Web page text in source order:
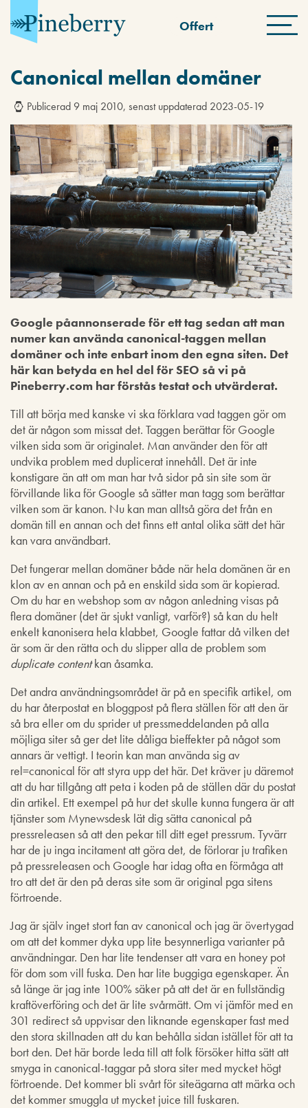
Offert
Canonical mellan domäner
Publicerad 9 maj 2010, senast uppdaterad 2023-05-19
Google påannonserade för ett tag sedan att man
numer kan använda canonical-taggen mellan
domäner och inte enbart inom den egna siten. Det
här kan betyda en hel del för SEO så vi på
Pineberry.com har förstås testat och utvärderat.
Till att börja med kanske vi ska förklara vad taggen gör om
det är någon som missat det. Taggen berättar för Google
vilken sida som är originalet. Man använder den för att
undvika problem med duplicerat innehåll. Det är inte
konstigare än att om man har två sidor på sin site som är
förvillande lika för Google så sätter man tagg som berättar
vilken som är kanon. Nu kan man alltså göra det från en
domän till en annan och det finns ett antal olika sätt det här
kan vara användbart.
Det fungerar mellan domäner både när hela domänen är en
klon av en annan och på en enskild sida som är kopierad.
Om du har en webshop som av någon anledning visas på
flera domäner (det är sjukt vanligt, varför?) så kan du helt
enkelt kanonisera hela klabbet, Google fattar då vilken det
är som är den rätta och du slipper alla de problem som
duplicate contentkan åsamka.
Det andra användningsområdet är på en specifik artikel, om
du har återpostat en bloggpost på flera ställen för att den är
så bra eller om du sprider ut pressmeddelanden på alla
möjliga siter så ger det lite dåliga bieffekter på något som
annars är vettigt. I teorin kan man använda sig av
rel=canonical för att styra upp det här. Det kräver ju däremot
att du har tillgång att peta i koden på de ställen där du postat
din artikel. Ett exempel på hur det skulle kunna fungera är att
tjänster som Mynewsdesk lät dig sätta canonical på
pressreleasen så att den pekar till ditt eget pressrum. Tyvärr
har de ju inga incitament att göra det, de förlorar ju trafiken
på pressreleasen och Google har idag ofta en förmåga att
tro att det är den på deras site som är original pga sitens
förtroende.
Jag är själv inget stort fan av canonical och jag är övertygad
om att det kommer dyka upp lite besynnerliga varianter på
användningar. Den har lite tendenser att vara en honey pot
för dom som vill fuska. Den har lite buggiga egenskaper. Än
så länge är jag inte 100% säker på att det är en fullständig
kraftöverföring och det är lite svårmätt. Om vi jämför med en
301 redirect så uppvisar den liknande egenskaper fast med
den stora skillnaden att du kan behålla sidan istället för att ta
bort den. Det här borde leda till att folk försöker hitta sätt att
smyga in canonical-taggar på stora siter med mycket högt
förtroende. Det kommer bli svårt för siteägarna att märka och
det kommer smuggla ut mycket juice till fuskaren.